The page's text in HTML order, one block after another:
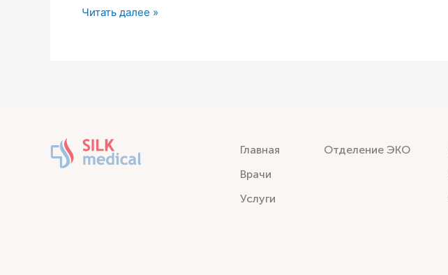
Читать далее »
Главная
Врачи
Услуги
Отделение ЭКО